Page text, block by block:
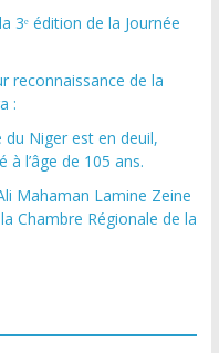
3ᵉ édition de la Journée
reconnaissance de la
:
du Niger est en deuil,
l’âge de 105 ans.
Mahaman Lamine Zeine
Chambre Régionale de la